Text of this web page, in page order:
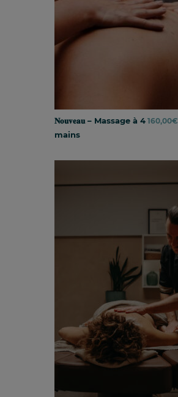
𝐍𝐨𝐮𝐯𝐞𝐚𝐮 – Massage à 4
mains
160,00€